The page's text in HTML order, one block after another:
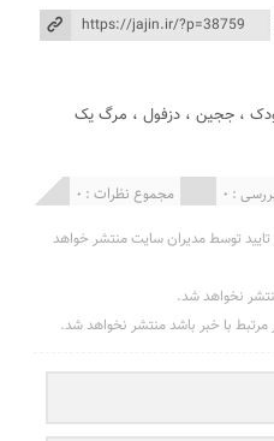
،ججین ،دزفول ، مرگ یک
مجموع نظرات : 0 : 0
توسط مدیران سایت منتشر خواهد
نخواهد شد.
مرتبط با خبر باشد منتشر نخواهد شد.